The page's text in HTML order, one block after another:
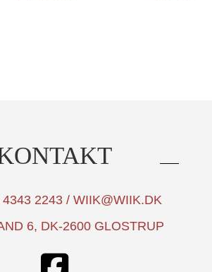
2243 / WIIK@WIIK.DK
6, DK-2600 GLOSTRUP